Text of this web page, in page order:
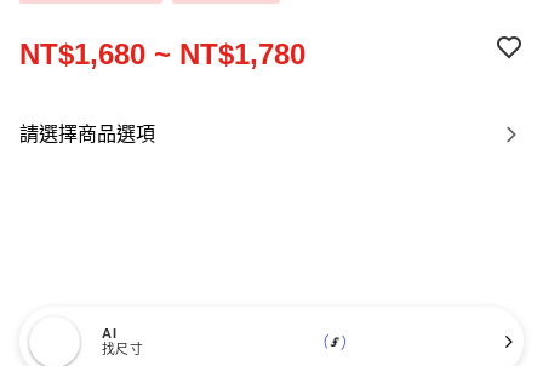
NT$1,680 ~ NT$1,780
請選擇商品選項
AI
找尺寸